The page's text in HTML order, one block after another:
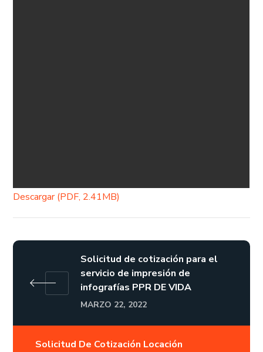
Descargar (PDF, 2.41MB)
Solicitud de cotización para el
servicio de impresión de
infografías PPR DE VIDA
MARZO 22, 2022
Solicitud De Cotización Locación